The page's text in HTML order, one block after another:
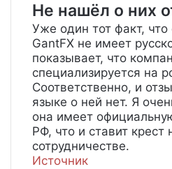
Не нашёл о них
Уже один тот факт, что
GantFX не имеет
показывает, что
специализируется на
Соответственно, и
языке о ней нет. Я
она имеет
РФ, что и ставит
сотрудничестве.
Источник